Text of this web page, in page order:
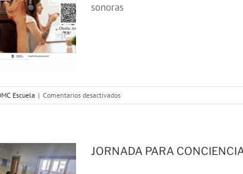
sonoras
Escuela | Comentarios desactivadosen
Campaña
Radio
JORNADA PARA